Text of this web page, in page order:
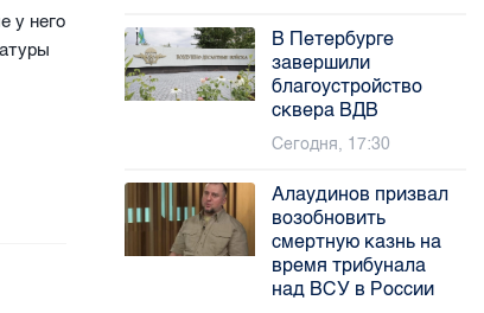
у него
В Петербурге
завершили
благоустройство
сквера ВДВ
Сегодня, 17:30
Алаудинов призвал
возобновить
смертную казнь на
время трибунала
над ВСУ в России